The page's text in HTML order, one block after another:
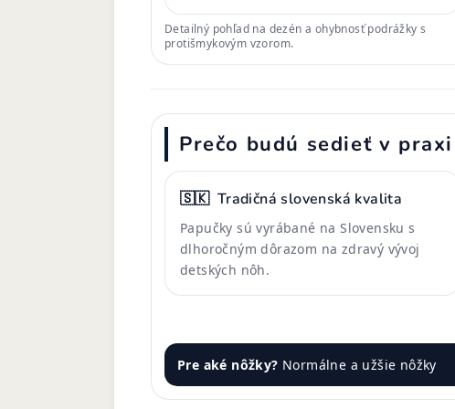
Detailný pohľad na dezén a ohybnosť podrážky s
protišmykovým vzorom.
Prečo budú sedieť v praxi
🇸🇰 Tradičná slovenská kvalita
Papučky sú vyrábané na Slovensku s
dlhoročným dôrazom na zdravý vývoj
detských nôh.
Pre aké nôžky? Normálne a užšie nôžky